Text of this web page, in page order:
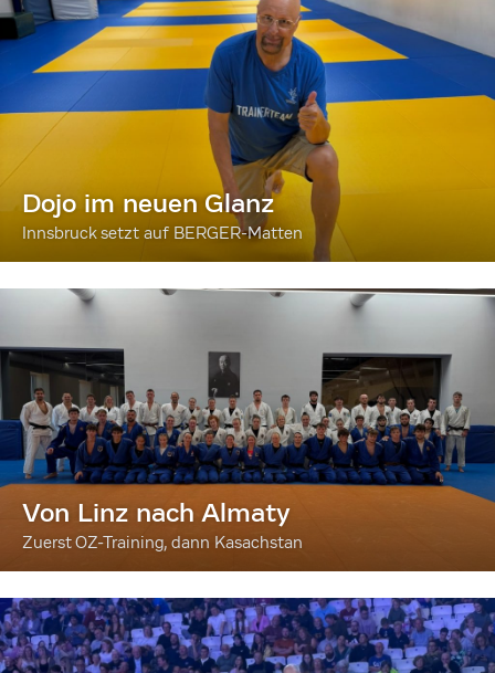
Dojo im neuen Glanz
Innsbruck setzt auf BERGER-Matten
Von Linz nach Almaty
Zuerst OZ-Training, dann Kasachstan